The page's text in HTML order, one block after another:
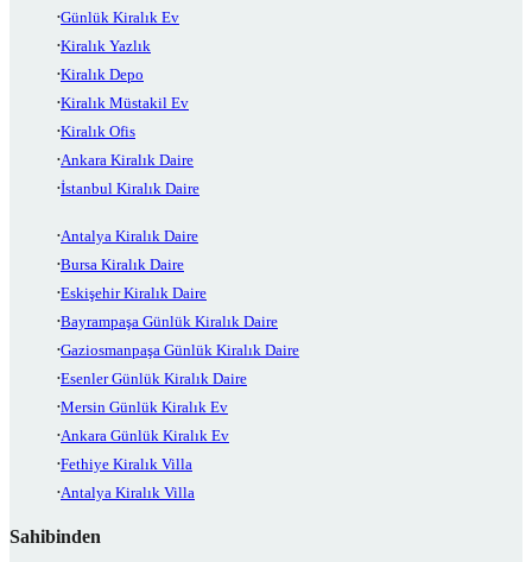
Günlük Kiralık Ev
Kiralık Yazlık
Kiralık Depo
Kiralık Müstakil Ev
Kiralık Ofis
Ankara Kiralık Daire
İstanbul Kiralık Daire
Antalya Kiralık Daire
Bursa Kiralık Daire
Eskişehir Kiralık Daire
Bayrampaşa Günlük Kiralık Daire
Gaziosmanpaşa Günlük Kiralık Daire
Esenler Günlük Kiralık Daire
Mersin Günlük Kiralık Ev
Ankara Günlük Kiralık Ev
Fethiye Kiralık Villa
Antalya Kiralık Villa
Sahibinden